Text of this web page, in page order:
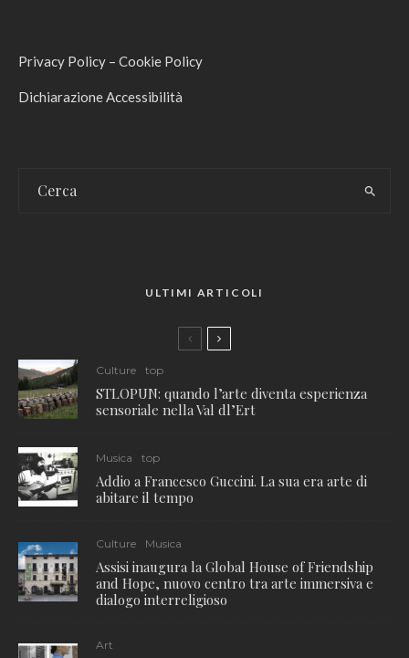
Privacy Policy – Cookie Policy
Dichiarazione Accessibilità
ULTIMI ARTICOLI
Culture top
STLOPUN: quando l’arte diventa esperienza
sensoriale nella Val dl’Ert
Musica top
Addio a Francesco Guccini. La sua era arte di
abitare il tempo
Culture Musica
Assisi inaugura la Global House of Friendship
and Hope, nuovo centro tra arte immersiva e
dialogo interreligioso
Art